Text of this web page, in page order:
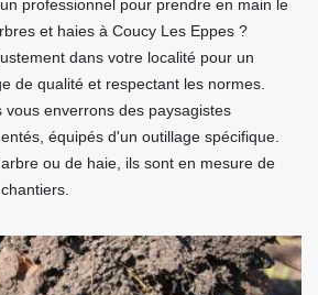
professionnel pour prendre en main le
et haies à Coucy Les Eppes ?
dans votre localité pour un
de qualité et respectant les normes.
vous enverrons des paysagistes
équipés d'un outillage spécifique.
ou de haie, ils sont en mesure de